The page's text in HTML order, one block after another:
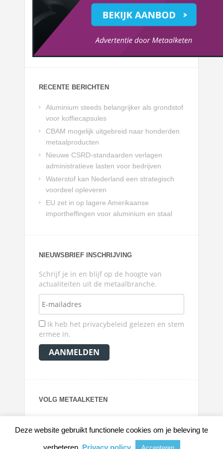
RECENTE BERICHTEN
Aluminium steeds belangrijker als grondstof
voor koffiecapsules
CBAM mogelijk uitgebreid naar honderden
metaalproducten
Nieuwe CSRD-standaarden verlagen
administratieve lasten voor bedrijven
Waterstof kan Nederland een strategisch
voordeel opleveren
EU zet in op lagere Amerikaanse
importheffingen voor aluminium en staal
NIEUWSBRIEF INSCHRIJVING
Schrijf je in en blijf op de hoogte van
actualiteiten uit de metaalbranche.
Ik heb het privacybeleid gelezen en stem
ermee in.
VOLG METAALKETEN
Deze website gebruikt functionele cookies om je beleving te
verbeteren. Privacy policy